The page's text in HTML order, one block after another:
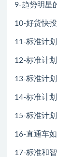
9-趋势明星
10-好货快
11-标准计
12-标准计
13-标准计
14-标准计
15-标准计
16-直通车
17-标准和